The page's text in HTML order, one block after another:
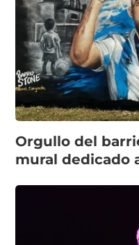
Orgullo del
mural dedicado